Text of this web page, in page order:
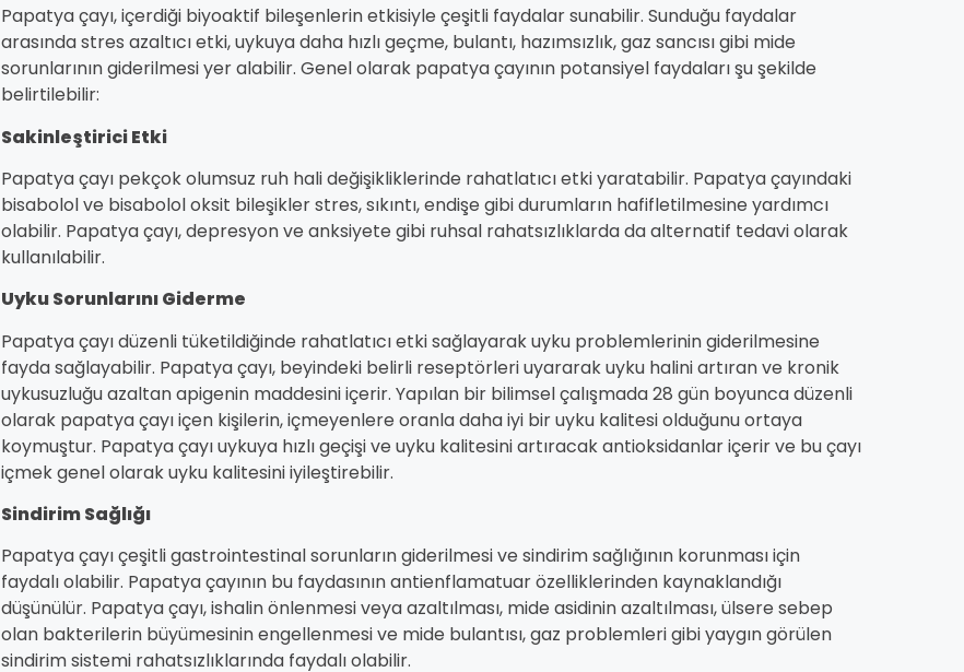
Papatya çayı, içerdiği biyoaktif bileşenlerin etkisiyle çeşitli faydalar sunabilir. Sunduğu faydalar
arasında stres azaltıcı etki, uykuya daha hızlı geçme, bulantı, hazımsızlık, gaz sancısı gibi mide
sorunlarının giderilmesi yer alabilir. Genel olarak papatya çayının potansiyel faydaları şu şekilde
belirtilebilir:
Sakinleştirici Etki
Papatya çayı pekçok olumsuz ruh hali değişikliklerinde rahatlatıcı etki yaratabilir. Papatya çayındaki
bisabolol ve bisabolol oksit bileşikler stres, sıkıntı, endişe gibi durumların hafifletilmesine yardımcı
olabilir. Papatya çayı, depresyon ve anksiyete gibi ruhsal rahatsızlıklarda da alternatif tedavi olarak
kullanılabilir.
Uyku Sorunlarını Giderme
Papatya çayı düzenli tüketildiğinde rahatlatıcı etki sağlayarak uyku problemlerinin giderilmesine
fayda sağlayabilir. Papatya çayı, beyindeki belirli reseptörleri uyararak uyku halini artıran ve kronik
uykusuzluğu azaltan apigenin maddesini içerir. Yapılan bir bilimsel çalışmada 28 gün boyunca düzenli
olarak papatya çayı içen kişilerin, içmeyenlere oranla daha iyi bir uyku kalitesi olduğunu ortaya
koymuştur. Papatya çayı uykuya hızlı geçişi ve uyku kalitesini artıracak antioksidanlar içerir ve bu çayı
içmek genel olarak uyku kalitesini iyileştirebilir.
Sindirim Sağlığı
Papatya çayı çeşitli gastrointestinal sorunların giderilmesi ve sindirim sağlığının korunması için
faydalı olabilir. Papatya çayının bu faydasının antienflamatuar özelliklerinden kaynaklandığı
düşünülür. Papatya çayı, ishalin önlenmesi veya azaltılması, mide asidinin azaltılması, ülsere sebep
olan bakterilerin büyümesinin engellenmesi ve mide bulantısı, gaz problemleri gibi yaygın görülen
sindirim sistemi rahatsızlıklarında faydalı olabilir.